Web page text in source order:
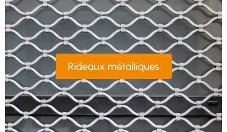
Rideaux métalliques